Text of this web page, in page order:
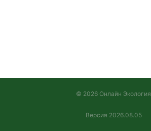
© 2026 Онлайн Экология
Версия 2026.08.05